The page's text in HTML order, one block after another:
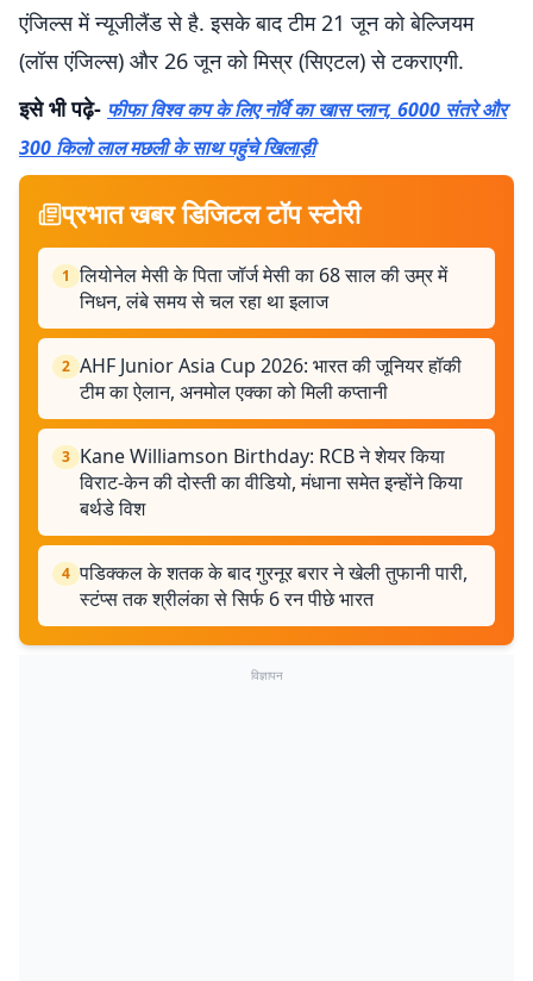
एंजिल्स में न्यूजीलैंड से है. इसके बाद टीम 21 जून को बेल्जियम
(लॉस एंजिल्स) और 26 जून को मिस्र (सिएटल) से टकराएगी.
इसे भी पढ़े- फीफा विश्व कप के लिए नॉर्वे का खास प्लान, 6000 संतरे और
300 किलो लाल मछली के साथ पहुंचे खिलाड़ी
प्रभात खबर डिजिटल टॉप स्टोरी
1 लियोनेल मेसी के पिता जॉर्ज मेसी का 68 साल की उम्र में
निधन, लंबे समय से चल रहा था इलाज
2 AHF Junior Asia Cup 2026: भारत की जूनियर हॉकी
टीम का ऐलान, अनमोल एक्का को मिली कप्तानी
3 Kane Williamson Birthday: RCB ने शेयर किया
विराट-केन की दोस्ती का वीडियो, मंधाना समेत इन्होंने किया
बर्थडे विश
4 पडिक्कल के शतक के बाद गुरनूर बरार ने खेली तुफानी पारी,
स्टंप्स तक श्रीलंका से सिर्फ 6 रन पीछे भारत
विज्ञापन